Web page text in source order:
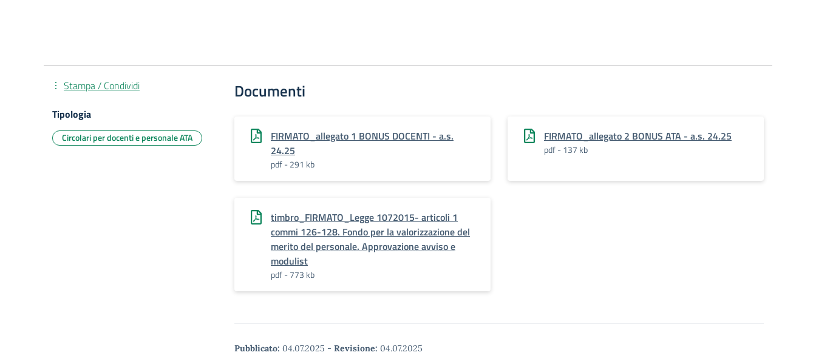
Documenti
FIRMATO_allegato 1 BONUS DOCENTI - a.s.
24.25
pdf - 291 kb
FIRMATO_allegato 2 BONUS ATA - a.s. 24.25
pdf - 137 kb
timbro_FIRMATO_Legge 1072015- articoli 1
commi 126-128. Fondo per la valorizzazione del
merito del personale. Approvazione avviso e
modulist
pdf - 773 kb
Pubblicato: 04.07.2025 - Revisione: 04.07.2025
Stampa / Condividi
Tipologia
Circolari per docenti e personale ATA